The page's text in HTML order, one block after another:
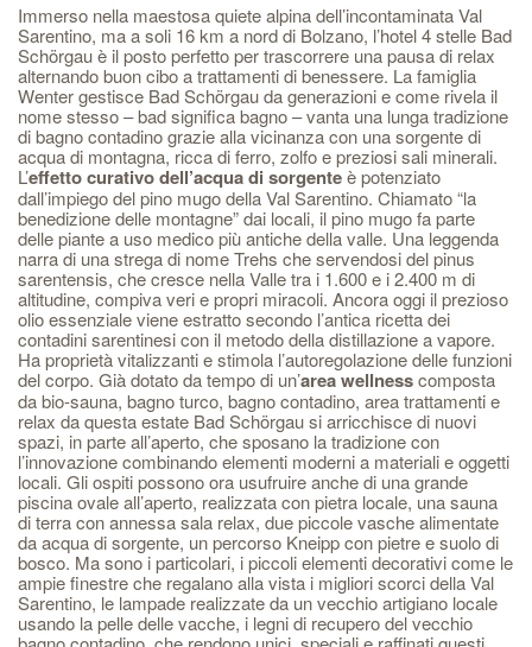
Immerso nella maestosa quiete alpina dell’incontaminata Val
Sarentino, ma a soli 16 km a nord di Bolzano, l’hotel 4 stelle Bad
Schörgau è il posto perfetto per trascorrere una pausa di relax
alternando buon cibo a trattamenti di benessere. La famiglia
Wenter gestisce Bad Schörgau da generazioni e come rivela il
nome stesso – bad significa bagno – vanta una lunga tradizione
di bagno contadino grazie alla vicinanza con una sorgente di
acqua di montagna, ricca di ferro, zolfo e preziosi sali minerali.
L’effetto curativo dell’acqua di sorgenteè potenziato
dall’impiego del pino mugo della Val Sarentino. Chiamato “la
benedizione delle montagne” dai locali, il pino mugo fa parte
delle piante a uso medico più antiche della valle. Una leggenda
narra di una strega di nome Trehs che servendosi del pinus
sarentensis, che cresce nella Valle tra i 1.600 e i 2.400 m di
altitudine, compiva veri e propri miracoli. Ancora oggi il prezioso
olio essenziale viene estratto secondo l’antica ricetta dei
contadini sarentinesi con il metodo della distillazione a vapore.
Ha proprietà vitalizzanti e stimola l’autoregolazione delle funzioni
del corpo. Già dotato da tempo di un’area wellnesscomposta
da bio-sauna, bagno turco, bagno contadino, area trattamenti e
relax da questa estate Bad Schörgau si arricchisce di nuovi
spazi, in parte all’aperto, che sposano la tradizione con
l’innovazione combinando elementi moderni a materiali e oggetti
locali. Gli ospiti possono ora usufruire anche di una grande
piscina ovale all’aperto, realizzata con pietra locale, una sauna
di terra con annessa sala relax, due piccole vasche alimentate
da acqua di sorgente, un percorso Kneipp con pietre e suolo di
bosco. Ma sono i particolari, i piccoli elementi decorativi come le
ampie finestre che regalano alla vista i migliori scorci della Val
Sarentino, le lampade realizzate da un vecchio artigiano locale
usando la pelle delle vacche, i legni di recupero del vecchio